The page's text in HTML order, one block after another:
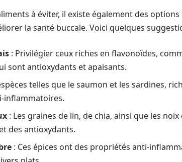
à éviter, il existe également des
la santé buccale. Voici quelques
: Privilégier ceux riches en flavonoïdes,
sont antioxydants et apaisants.
telles que le saumon et les sardines,
inflammatoires.
: Les graines de lin, de chia, ainsi que les
des antioxydants.
: Ces épices ont des propriétés anti-